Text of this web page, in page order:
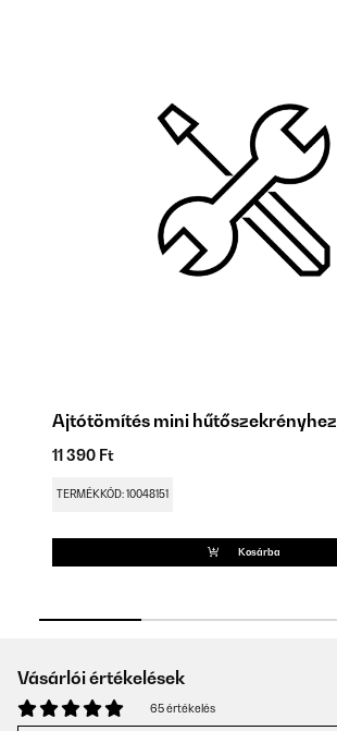
Ajtótömítés mini hűtőszekrényhez
11 390 Ft
TERMÉKKÓD: 10048151
Kosárba
Vásárlói értékelések
65 értékelés